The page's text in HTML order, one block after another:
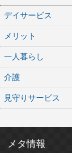
デイサービス
メリット
一人暮らし
介護
見守りサービス
メタ情報